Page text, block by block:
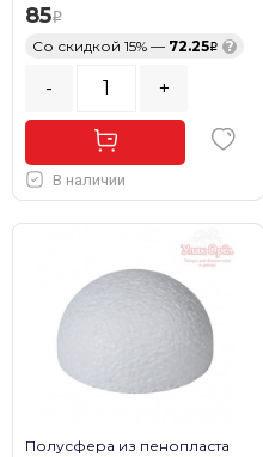
85
Со скидкой 15% — 72.25 ?
- +
В наличии
Полусфера из пенопласта